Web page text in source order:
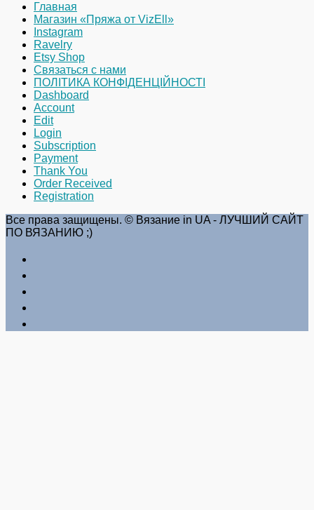
Главная
Магазин «Пряжа от VizEll»
Instagram
Ravelry
Etsy Shop
Связаться с нами
ПОЛІТИКА КОНФІДЕНЦІЙНОСТІ
Dashboard
Account
Edit
Login
Subscription
Payment
Thank You
Order Received
Registration
Все права защищены. © Вязание in UA - ЛУЧШИЙ САЙТ
ПО ВЯЗАНИЮ ;)